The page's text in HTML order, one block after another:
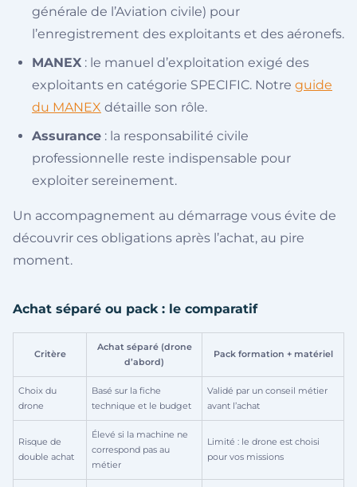
générale de l’Aviation civile) pour
l’enregistrement des exploitants et des aéronefs.
MANEX : le manuel d’exploitation exigé des
exploitants en catégorie SPECIFIC. Notre guide
du MANEX détaille son rôle.
Assurance : la responsabilité civile
professionnelle reste indispensable pour
exploiter sereinement.
Un accompagnement au démarrage vous évite de
découvrir ces obligations après l’achat, au pire
moment.
Achat séparé ou pack : le comparatif
Critère
Achat séparé (drone
d’abord)
Pack formation + matériel
Choix du
drone
Basé sur la fiche
technique et le budget
Validé par un conseil métier
avant l’achat
Risque de
double achat
Élevé si la machine ne
correspond pas au
métier
Limité : le drone est choisi
pour vos missions